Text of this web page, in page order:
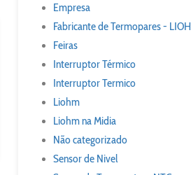
Empresa
Fabricante de Termopares -
Feiras
Interruptor Térmico
Interruptor Termico
Liohm
Liohm na Midia
Não categorizado
Sensor de Nivel